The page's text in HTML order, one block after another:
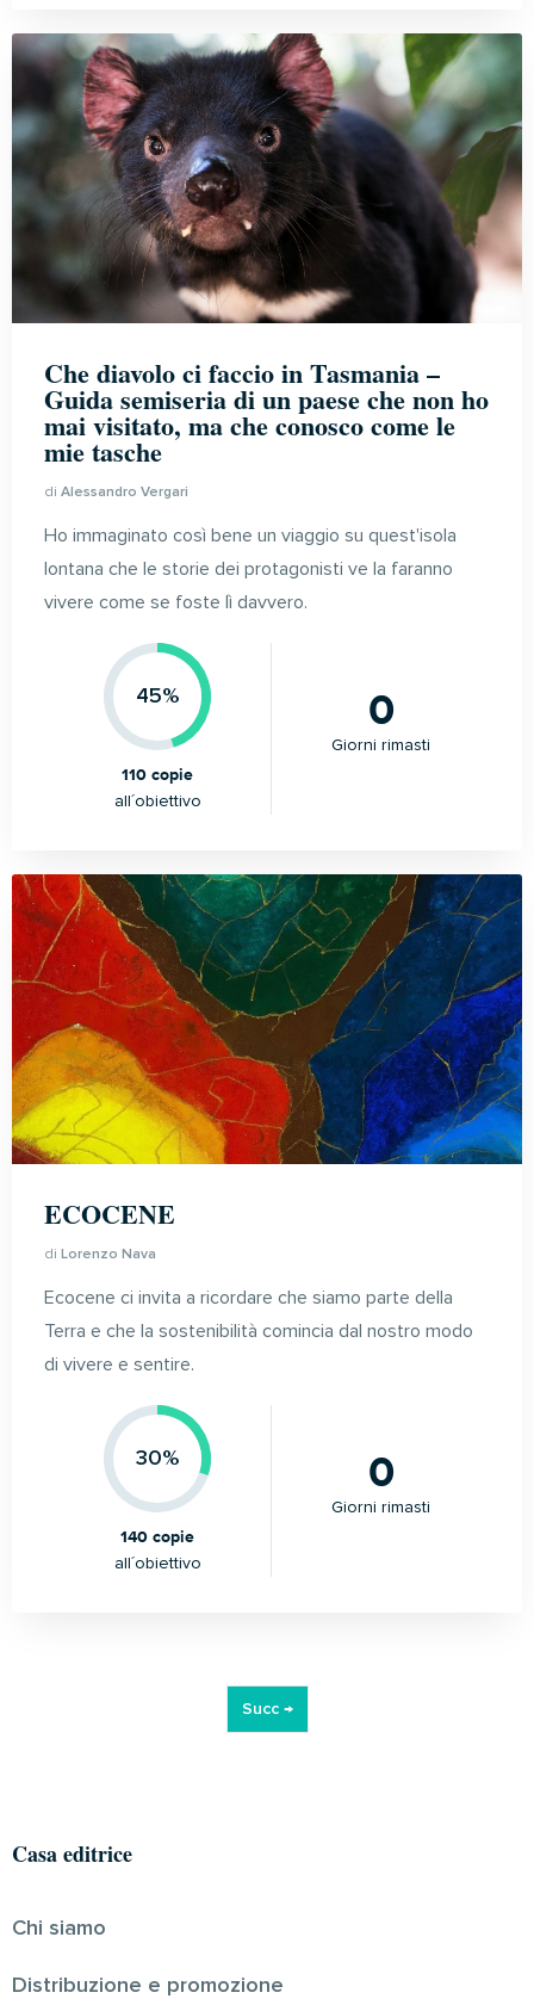
Che diavolo ci faccio in Tasmania –
Guida semiseria di un paese che non ho
mai visitato, ma che conosco come le
mie tasche
di Alessandro Vergari
Ho immaginato così bene un viaggio su quest'isola
lontana che le storie dei protagonisti ve la faranno
vivere come se foste lì davvero.
45%
110 copie
all´obiettivo
0
Giorni rimasti
ECOCENE
di Lorenzo Nava
Ecocene ci invita a ricordare che siamo parte della
Terra e che la sostenibilità comincia dal nostro modo
di vivere e sentire.
30%
140 copie
all´obiettivo
0
Giorni rimasti
Succ →
Casa editrice
Chi siamo
Distribuzione e promozione